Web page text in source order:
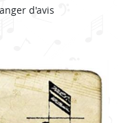
d'avis